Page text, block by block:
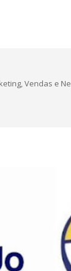
Vendas e